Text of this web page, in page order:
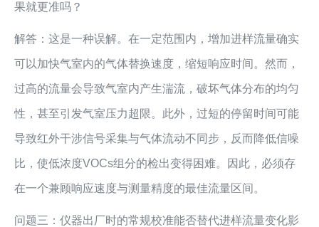
果就更准吗？
解答：这是一种误解。在一定范围内，增加进样流量确实
可以加快气室内的气体替换速度，缩短响应时间。然而，
过高的流量会导致气室内产生湍流，破坏气体分布的均匀
性，甚至引发气室压力超限。此外，过短的停留时间可能
导致红外干涉信号采集与气体流动不同步，反而降低信噪
比，使低浓度VOCs组分的检出变得困难。因此，必须存
在一个兼顾响应速度与测量精度的最佳流量区间。
问题三：仪器出厂时的常规校准能否替代进样流量变化影